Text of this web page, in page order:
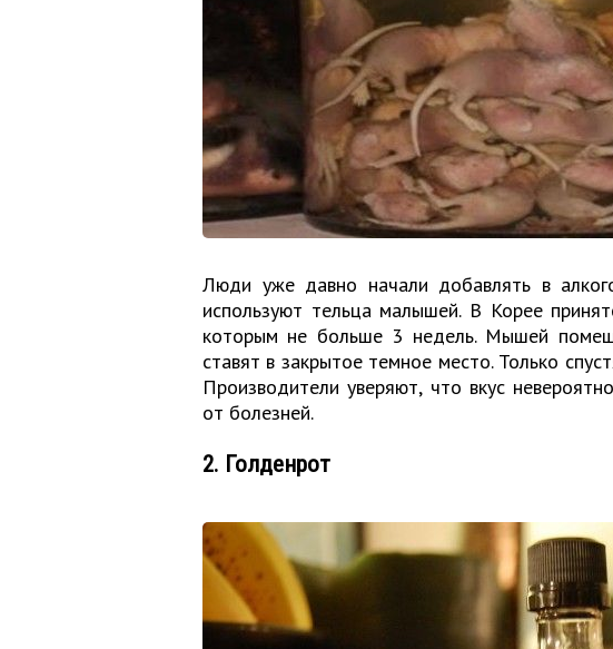
Люди уже давно начали добавлять в
используют тельца малышей. В Корее
которым не больше 3 недель. Мышей
ставят в закрытое темное место. Только
Производители уверяют, что вкус
от болезней.
2. Голденрот